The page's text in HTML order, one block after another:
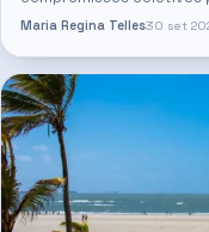
ambiental O Lançamento
Maria Regina Telles30 set